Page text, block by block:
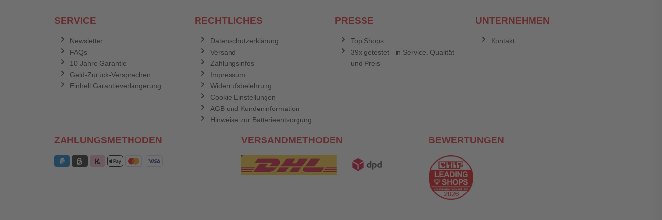
SERVICE
Newsletter
FAQs
10 Jahre Garantie
Geld-Zurück-Versprechen
Einhell Garantieverlängerung
RECHTLICHES
Datenschutzerklärung
Versand
Zahlungsinfos
Impressum
Widerrufsbelehrung
Cookie Einstellungen
AGB und Kundeninformation
Hinweise zur Batterieentsorgung
PRESSE
Top Shops
39x getestet - in Service, Qualität
und Preis
UNTERNEHMEN
Kontakt
ZAHLUNGSMETHODEN VERSANDMETHODEN BEWERTUNGEN